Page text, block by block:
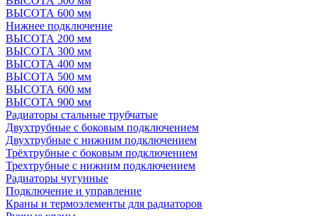
ВЫСОТА 600 мм
Нижнее подключение
ВЫСОТА 200 мм
ВЫСОТА 300 мм
ВЫСОТА 400 мм
ВЫСОТА 500 мм
ВЫСОТА 600 мм
ВЫСОТА 900 мм
Радиаторы стальные трубчатые
Двухтрубные с боковым подключением
Двухтрубные с нижним подключением
Трёхтрубные с боковым подключением
Трехтрубные с нижним подключением
Радиаторы чугунные
Подключение и управление
Краны и термоэлементы для радиаторов